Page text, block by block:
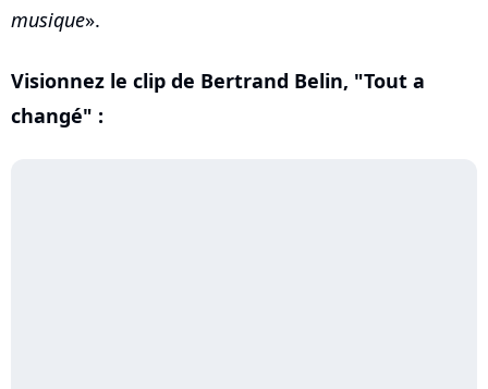
musique».
Visionnez le clip de Bertrand Belin, "Tout a
changé" :